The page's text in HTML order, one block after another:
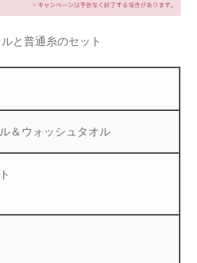
と普通糸のセット
＆ウォッシュタオル